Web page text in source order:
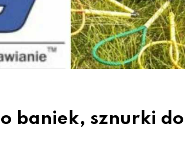
baniek, sznurki